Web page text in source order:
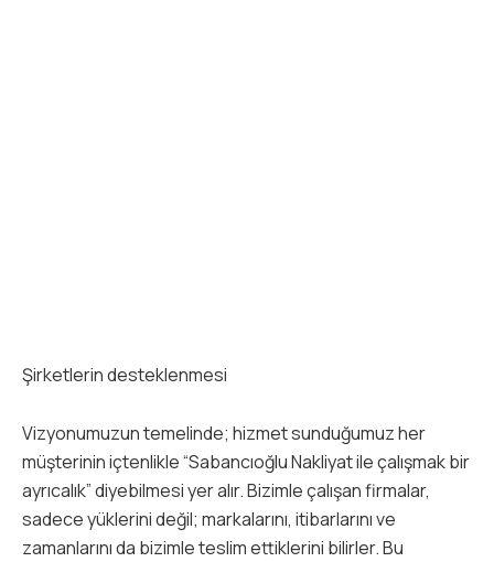
Şirketlerin desteklenmesi
Vizyonumuzun temelinde; hizmet sunduğumuz her
müşterinin içtenlikle “Sabancıoğlu Nakliyat ile çalışmak bir
ayrıcalık” diyebilmesi yer alır. Bizimle çalışan firmalar,
sadece yüklerini değil; markalarını, itibarlarını ve
zamanlarını da bizimle teslim ettiklerini bilirler. Bu